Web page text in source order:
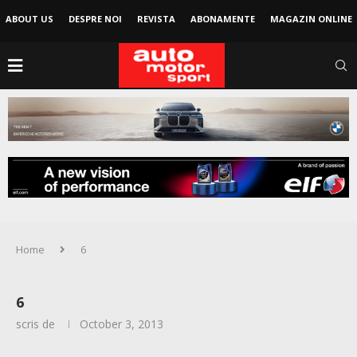
ABOUT US DESPRE NOI REVISTA ABONAMENTE MAGAZIN ONLINE
Home 6
6
scris de October 3, 2013